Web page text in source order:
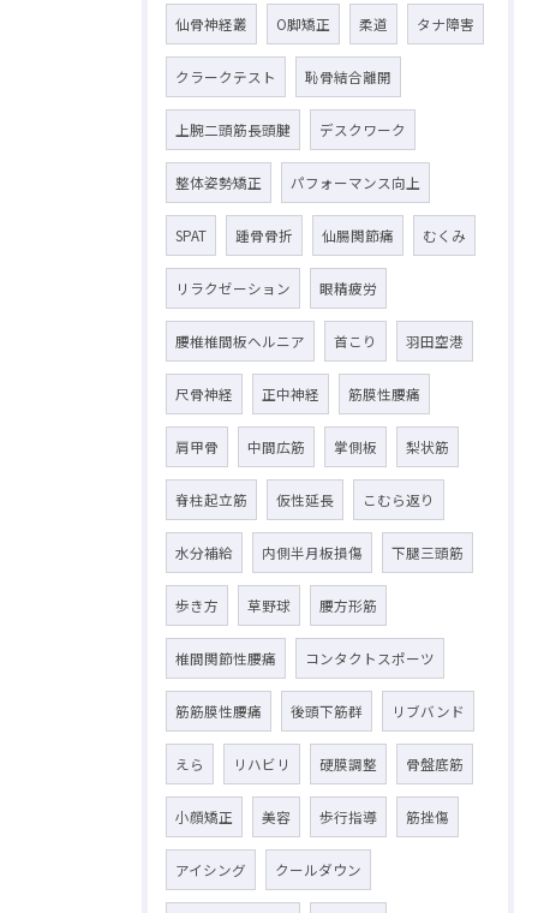
仙骨神経叢 O脚矯正 柔道 タナ障害
クラークテスト 恥骨結合離開
上腕二頭筋長頭腱 デスクワーク
整体姿勢矯正 パフォーマンス向上
SPAT 踵骨骨折 仙腸関節痛 むくみ
リラクゼーション 眼精疲労
腰椎椎間板ヘルニア 首こり 羽田空港
尺骨神経 正中神経 筋膜性腰痛
肩甲骨 中間広筋 掌側板 梨状筋
脊柱起立筋 仮性延長 こむら返り
水分補給 内側半月板損傷 下腿三頭筋
歩き方 草野球 腰方形筋
椎間関節性腰痛 コンタクトスポーツ
筋筋膜性腰痛 後頭下筋群 リブバンド
えら リハビリ 硬膜調整 骨盤底筋
小顔矯正 美容 歩行指導 筋挫傷
アイシング クールダウン